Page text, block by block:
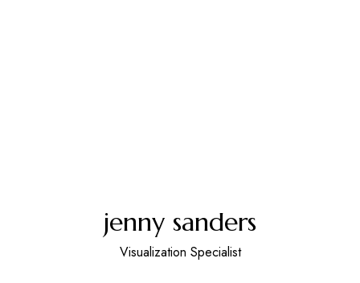
jenny sanders
Visualization Specialist